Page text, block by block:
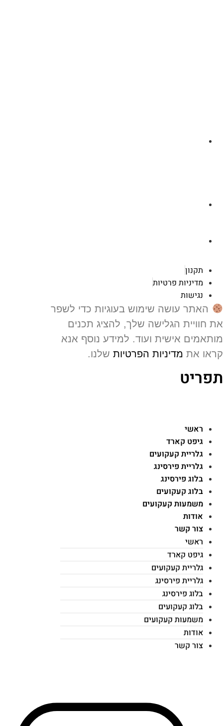
תקנון
מדיניות פרטיות
נגישות
האתר עושה שימוש בעוגיות כדי לשפר
חוויית הגלישה שלך, להציג תכנים
אישית ועוד. למידע נוסף אנא
אתמדיניות הפרטיותשלנו.
ראשי
גיפט קארד
גלריית קעקועים
גלריית פירסינג
בלוג פירסינג
בלוג קעקועים
משמעות קעקועים
אודות
צור קשר
ראשי
גיפט קארד
גלריית קעקועים
גלריית פירסינג
בלוג פירסינג
בלוג קעקועים
משמעות קעקועים
אודות
צור קשר